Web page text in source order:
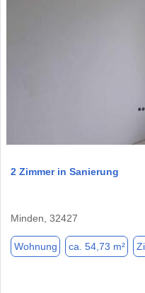
2 Zimmer in Sanierung
Minden, 32427
Wohnung ca. 54,73 m²